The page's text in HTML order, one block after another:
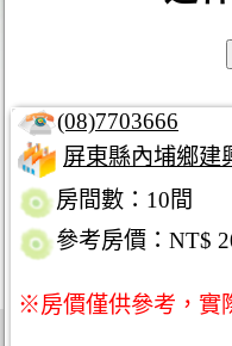
(08)7703666
屏東縣內埔鄉建
房間數：10間
參考房價：NT$
※房價僅供參考，實